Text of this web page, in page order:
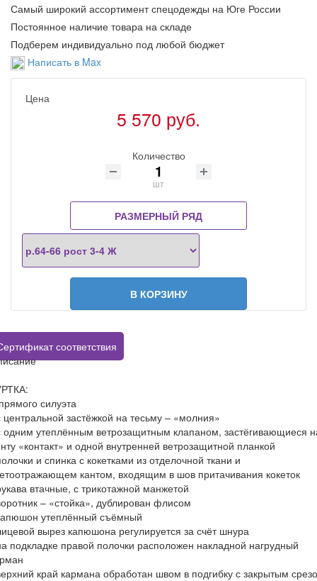
Самый широкий ассортимент спецодежды на Юге России
Постоянное наличие товара на складе
Подберем индивидуально под любой бюджет
Написать в Max
Цена
5 570 руб.
Количество
шт
РАЗМЕРНЫЙ РЯД
В КОРЗИНУ
соответствия
силуэта
центральной застёжкой на тесьму – «молния»
одним утеплённым ветрозащитным клапаном, застёгивающиеся
«контакт» и одной внутренней ветрозащитной планкой
и спинка с кокетками из отделочной ткани и
кантом, входящим в шов притачивания кокеток
втачные, с трикотажной манжетой
– «стойка», дублирован флисом
утеплённый съёмный
вырез капюшона регулируется за счёт шнура
подкладке правой полочки расположен накладной нагрудный
край кармана обработан швом в подгибку с закрытым